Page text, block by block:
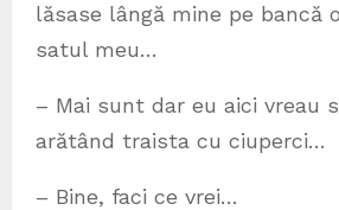
lăsase lângă mine pe bancă
satul meu…
– Mai sunt dar eu aici vreau
arătând traista cu ciuperci…
– Bine, faci ce vrei…